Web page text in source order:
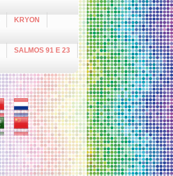
KRYON
SALMOS 91 E 23